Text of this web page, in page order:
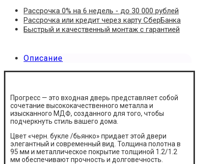
Рассрочка 0% на 6 недель - до 30 000 рублей
Рассрочка или кредит через карту СберБанка
Быстрый и качественный монтаж с гарантией
Описание
Прогресс — это входная дверь представляет собой
сочетание высококачественного металла и
изысканного МДФ, созданного для того, чтобы
подчеркнуть стиль вашего дома.
Цвет «черн. букле /бьянко» придает этой двери
элегантный и современный вид. Толщина полотна в
95 мм и металлическое покрытие толщиной 1.2/1.2
мм обеспечивают прочность и долговечность.